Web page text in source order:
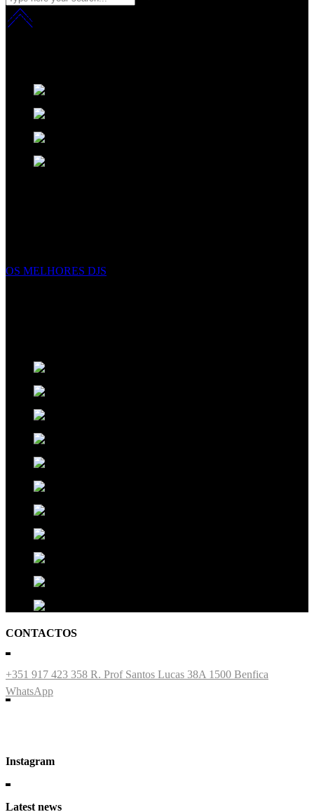
inovação com sofisicação
OS MELHORES DJS
CONTACTOS
+351 917 423 358 R. Prof Santos Lucas 38A 1500 Benfica
WhatsApp
Instagram
Latest news